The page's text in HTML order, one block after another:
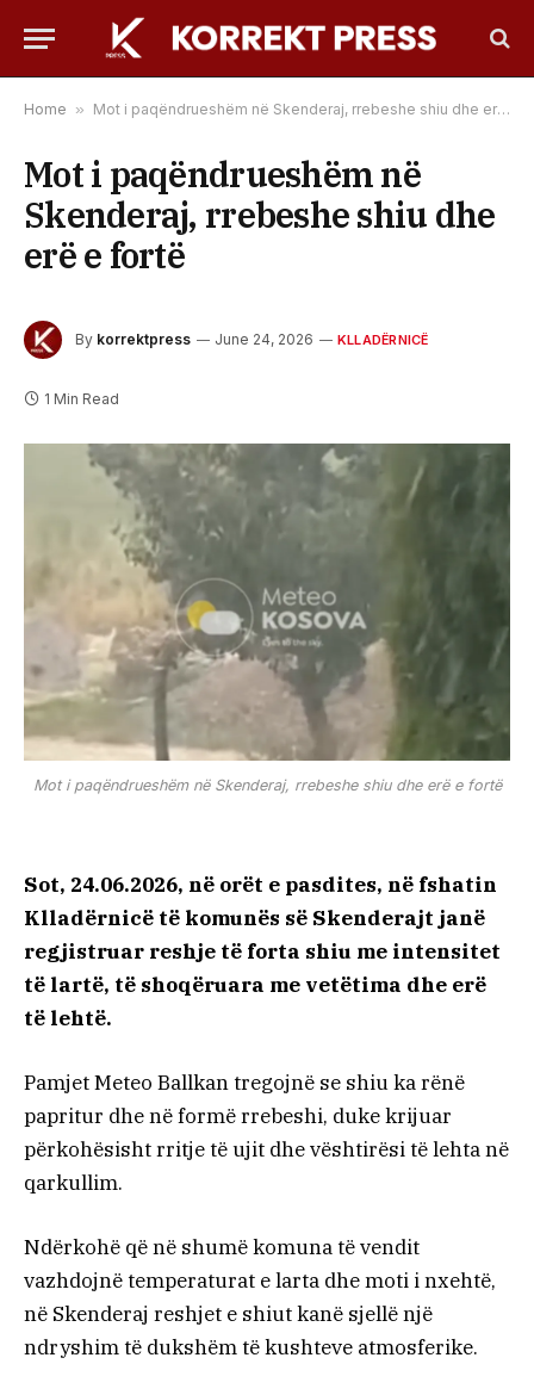
Home » Mot i paqëndrueshëm në Skenderaj, rrebeshe shiu dhe erë e fortë
Mot i paqëndrueshëm në
Skenderaj, rrebeshe shiu dhe
erë e fortë
By korrektpress June 24, 2026 KLLADËRNICË
1 Min Read
Mot i paqëndrueshëm në Skenderaj, rrebeshe shiu dhe erë e fortë
Sot, 24.06.2026, në orët e pasdites, në fshatin
Klladërnicë të komunës së Skenderajt janë
regjistruar reshje të forta shiu me intensitet
të lartë, të shoqëruara me vetëtima dhe erë
të lehtë.
Pamjet Meteo Ballkan tregojnë se shiu ka rënë
papritur dhe në formë rrebeshi, duke krijuar
përkohësisht rritje të ujit dhe vështirësi të lehta në
qarkullim.
Ndërkohë që në shumë komuna të vendit
vazhdojnë temperaturat e larta dhe moti i nxehtë,
në Skenderaj reshjet e shiut kanë sjellë një
ndryshim të dukshëm të kushteve atmosferike.